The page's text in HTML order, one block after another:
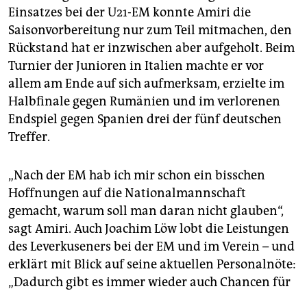
Einsatzes bei der U21-EM konnte Amiri die
Saisonvorbereitung nur zum Teil mitmachen, den
Rückstand hat er inzwischen aber aufgeholt. Beim
Turnier der Junioren in Italien machte er vor
allem am Ende auf sich aufmerksam, erzielte im
Halbfinale gegen Rumänien und im verlorenen
Endspiel gegen Spanien drei der fünf deutschen
Treffer.
„Nach der EM hab ich mir schon ein bisschen
Hoffnungen auf die Na­tio­nalmannschaft
gemacht, warum soll man daran nicht glauben“,
sagt Amiri. Auch Joachim Löw lobt die Leistungen
des Leverkuseners bei der EM und im Verein – und
erklärt mit Blick auf seine aktuellen Personalnöte:
„Dadurch gibt es immer wieder auch Chancen für